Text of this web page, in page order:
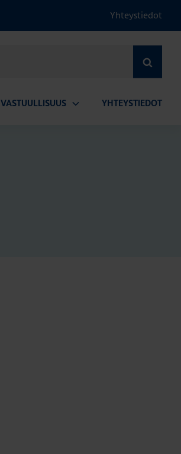
Yhteystiedot
VASTUULLISUUS YHTEYSTIEDOT